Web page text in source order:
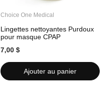
Choice One Medical
Lingettes nettoyantes Purdoux
pour masque CPAP
7,00 $
Ajouter au panier